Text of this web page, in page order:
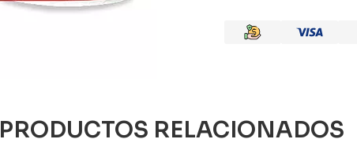
PRODUCTOS RELACIONADOS